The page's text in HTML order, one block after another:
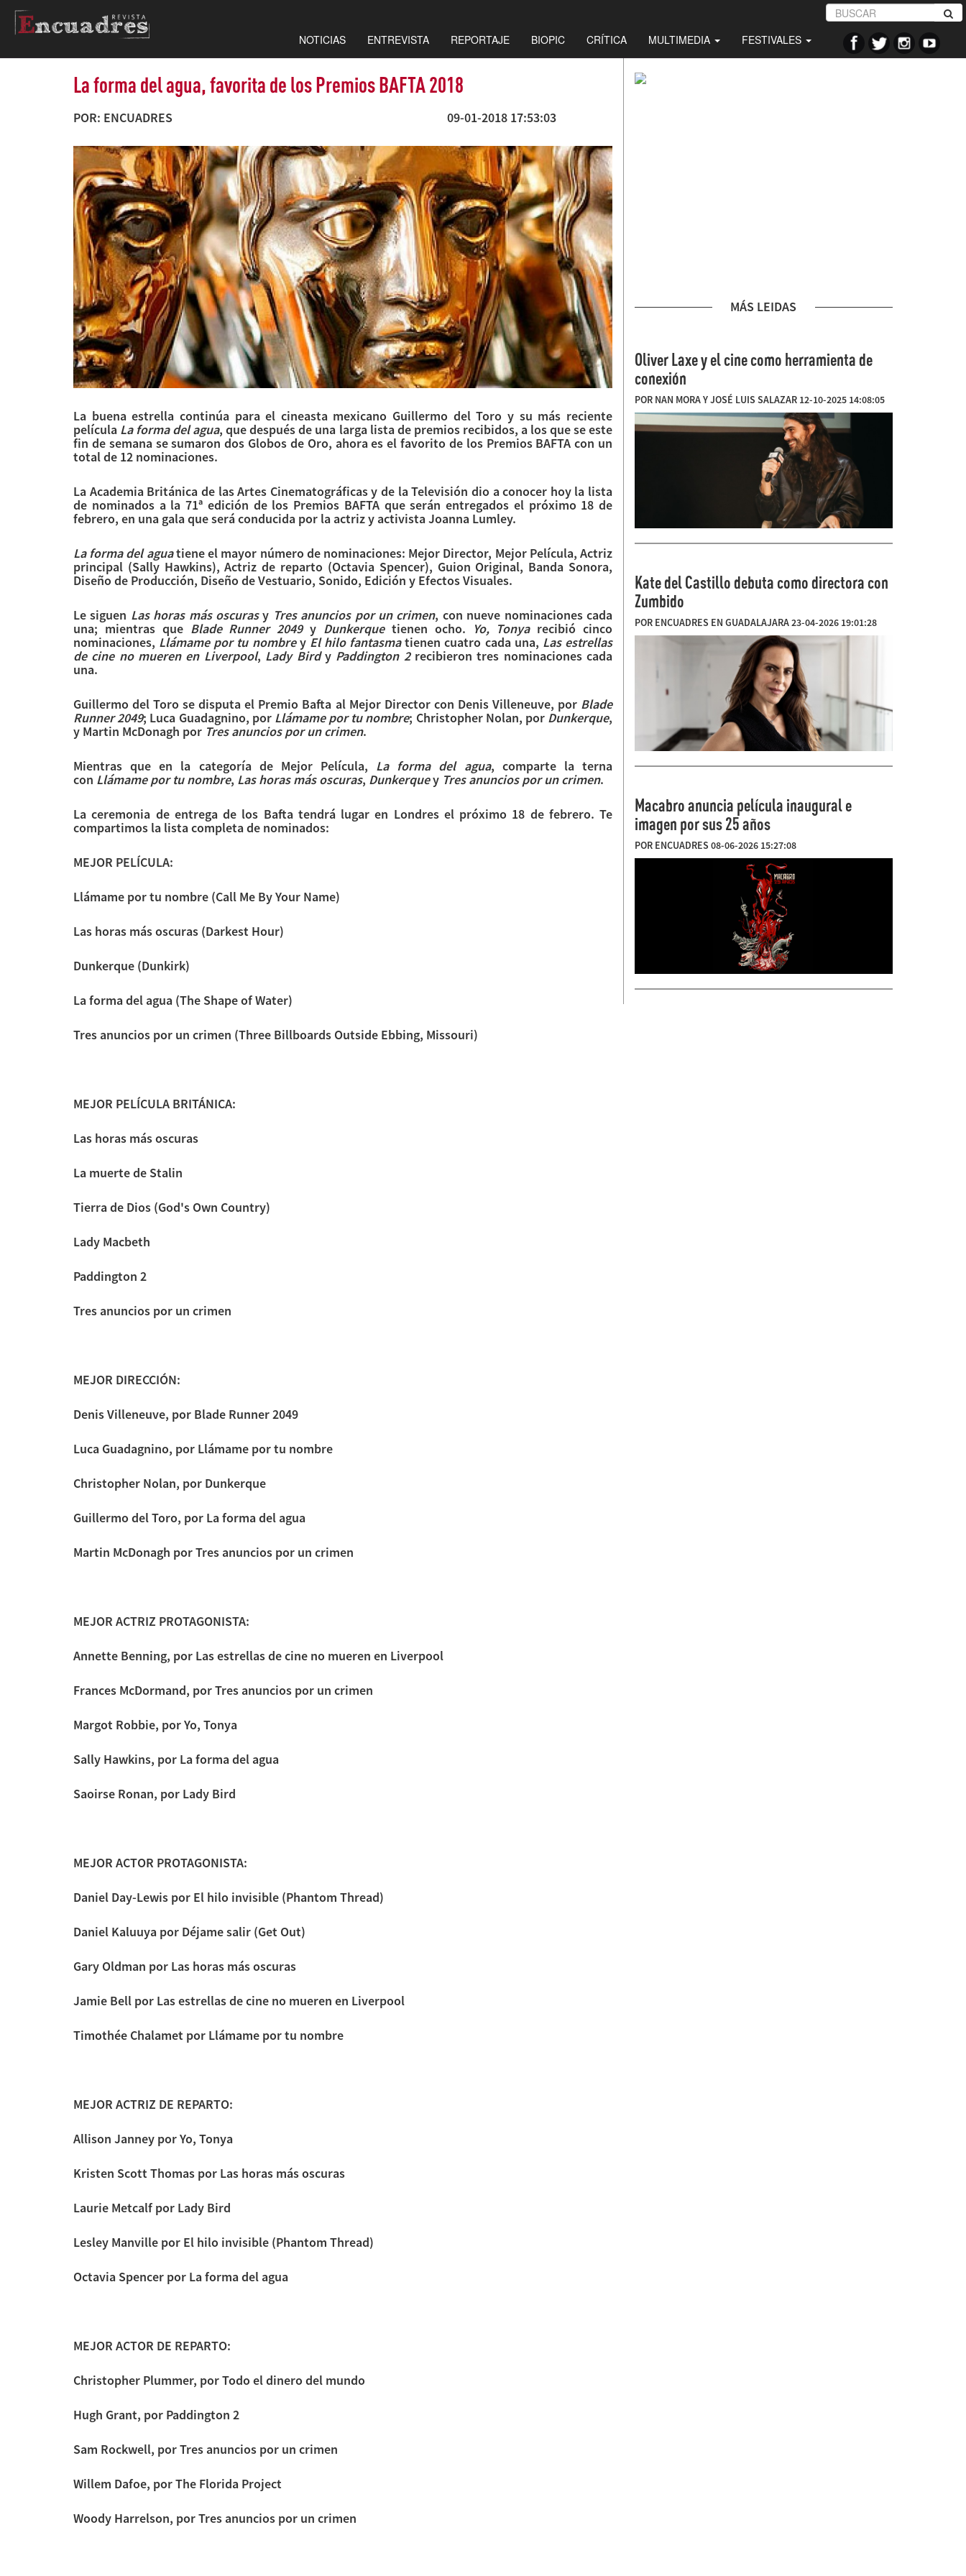
NOTICIAS ENTREVISTA REPORTAJE BIOPIC CRÍTICA MULTIMEDIA FESTIVALES
La forma del agua, favorita de los Premios BAFTA 2018
POR: ENCUADRES 09-01-2018 17:53:03
La buena estrella continúa para el cineasta mexicano Guillermo del Toro y su más reciente
película La forma del agua, que después de una larga lista de premios recibidos, a los que se este
fin de semana se sumaron dos Globos de Oro, ahora es el favorito de los Premios BAFTA con un
total de 12 nominaciones.
La Academia Británica de las Artes Cinematográficas y de la Televisión dio a conocer hoy la lista
de nominados a la 71ª edición de los Premios BAFTA que serán entregados el próximo 18 de
febrero, en una gala que será conducida por la actriz y activista Joanna Lumley.
La forma del aguatiene el mayor número de nominaciones: Mejor Director, Mejor Película, Actriz
principal (Sally Hawkins), Actriz de reparto (Octavia Spencer), Guion Original, Banda Sonora,
Diseño de Producción, Diseño de Vestuario, Sonido, Edición y Efectos Visuales.
Le siguen Las horas más oscurasy Tres anuncios por un crimen, con nueve nominaciones cada
una; mientras que Blade Runner 2049y Dunkerquetienen ocho. Yo, Tonyarecibió cinco
nominaciones, Llámame por tu nombrey El hilo fantasmatienen cuatro cada una, Las estrellas
de cine no mueren en Liverpool, Lady Birdy Paddington 2recibieron tres nominaciones cada
una.
Guillermo del Toro se disputa el Premio Bafta al Mejor Director con Denis Villeneuve, por Blade
Runner 2049; Luca Guadagnino, por Llámame por tu nombre; Christopher Nolan, por Dunkerque,
y Martin McDonagh por Tres anuncios por un crimen.
Mientras que en la categoría de Mejor Película, La forma del agua, comparte la terna
con Llámame por tu nombre, Las horas más oscuras, Dunkerquey Tres anuncios por un crimen.
La ceremonia de entrega de los Bafta tendrá lugar en Londres el próximo 18 de febrero. Te
compartimos la lista completa de nominados:
MEJOR PELÍCULA:
Llámame por tu nombre (Call Me By Your Name)
Las horas más oscuras (Darkest Hour)
Dunkerque (Dunkirk)
La forma del agua (The Shape of Water)
Tres anuncios por un crimen (Three Billboards Outside Ebbing, Missouri)
MEJOR PELÍCULA BRITÁNICA:
Las horas más oscuras
La muerte de Stalin
Tierra de Dios (God's Own Country)
Lady Macbeth
Paddington 2
Tres anuncios por un crimen
MEJOR DIRECCIÓN:
Denis Villeneuve, por Blade Runner 2049
Luca Guadagnino, por Llámame por tu nombre
Christopher Nolan, por Dunkerque
Guillermo del Toro, por La forma del agua
Martin McDonagh por Tres anuncios por un crimen
MEJOR ACTRIZ PROTAGONISTA:
Annette Benning, por Las estrellas de cine no mueren en Liverpool
Frances McDormand, por Tres anuncios por un crimen
Margot Robbie, por Yo, Tonya
Sally Hawkins, por La forma del agua
Saoirse Ronan, por Lady Bird
MEJOR ACTOR PROTAGONISTA:
Daniel Day-Lewis por El hilo invisible (Phantom Thread)
Daniel Kaluuya por Déjame salir (Get Out)
Gary Oldman por Las horas más oscuras
Jamie Bell por Las estrellas de cine no mueren en Liverpool
Timothée Chalamet por Llámame por tu nombre
MEJOR ACTRIZ DE REPARTO:
Allison Janney por Yo, Tonya
Kristen Scott Thomas por Las horas más oscuras
Laurie Metcalf por Lady Bird
Lesley Manville por El hilo invisible (Phantom Thread)
Octavia Spencer por La forma del agua
MEJOR ACTOR DE REPARTO:
Christopher Plummer, por Todo el dinero del mundo
Hugh Grant, por Paddington 2
Sam Rockwell, por Tres anuncios por un crimen
Willem Dafoe, por The Florida Project
Woody Harrelson, por Tres anuncios por un crimen
MÁS LEIDAS
Oliver Laxe y el cine como herramienta de
conexión
POR NAN MORA Y JOSÉ LUIS SALAZAR 12-10-2025 14:08:05
Kate del Castillo debuta como directora con
Zumbido
POR ENCUADRES EN GUADALAJARA 23-04-2026 19:01:28
Macabro anuncia película inaugural e
imagen por sus 25 años
POR ENCUADRES 08-06-2026 15:27:08